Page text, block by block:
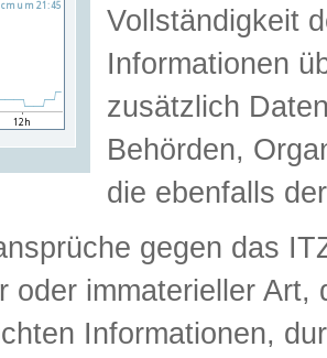
Vollständigkeit
Informationen
zusätzlich
Behörden,
die ebenfalls
gegen das
oder immaterieller
Informationen,